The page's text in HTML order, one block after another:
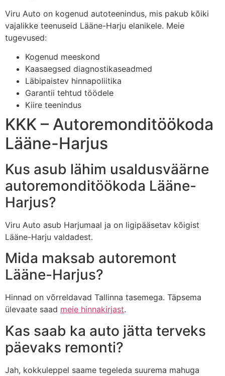
Viru Auto on kogenud autoteenindus, mis pakub kõiki
vajalikke teenuseid Lääne-Harju elanikele. Meie
tugevused:
Kogenud meeskond
Kaasaegsed diagnostikaseadmed
Läbipaistev hinnapoliitika
Garantii tehtud töödele
Kiire teenindus
KKK – Autoremonditöökoda
Lääne-Harjus
Kus asub lähim usaldusväärne
autoremonditöökoda Lääne-
Harjus?
Viru Auto asub Harjumaal ja on ligipääsetav kõigist
Lääne-Harju valdadest.
Mida maksab autoremont
Lääne-Harjus?
Hinnad on võrreldavad Tallinna tasemega. Täpsema
ülevaate saad meie hinnakirjast.
Kas saab ka auto jätta terveks
päevaks remonti?
Jah, kokkuleppel saame tegeleda suurema mahuga